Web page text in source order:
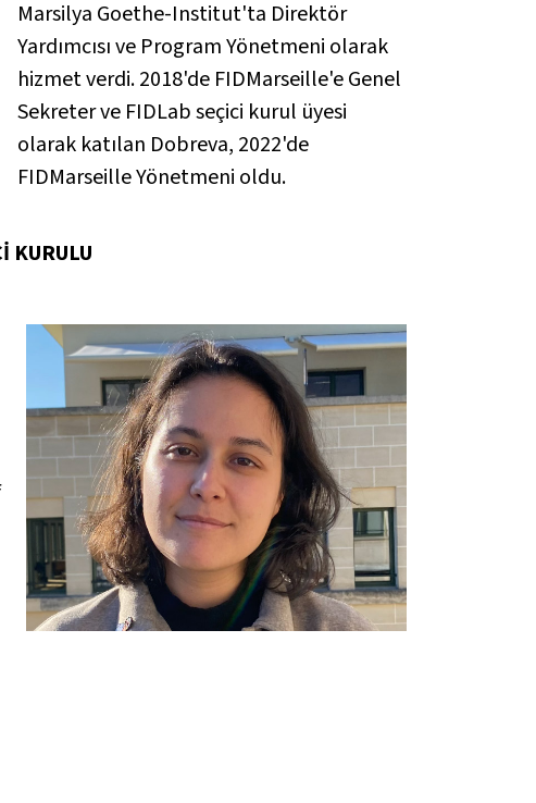
Marsilya Goethe-Institut'ta Direktör
Yardımcısı ve Program Yönetmeni olarak
hizmet verdi. 2018'de FIDMarseille'e Genel
Sekreter ve FIDLab seçici kurul üyesi
olarak katılan Dobreva, 2022'de
FIDMarseille Yönetmeni oldu.
KURULU